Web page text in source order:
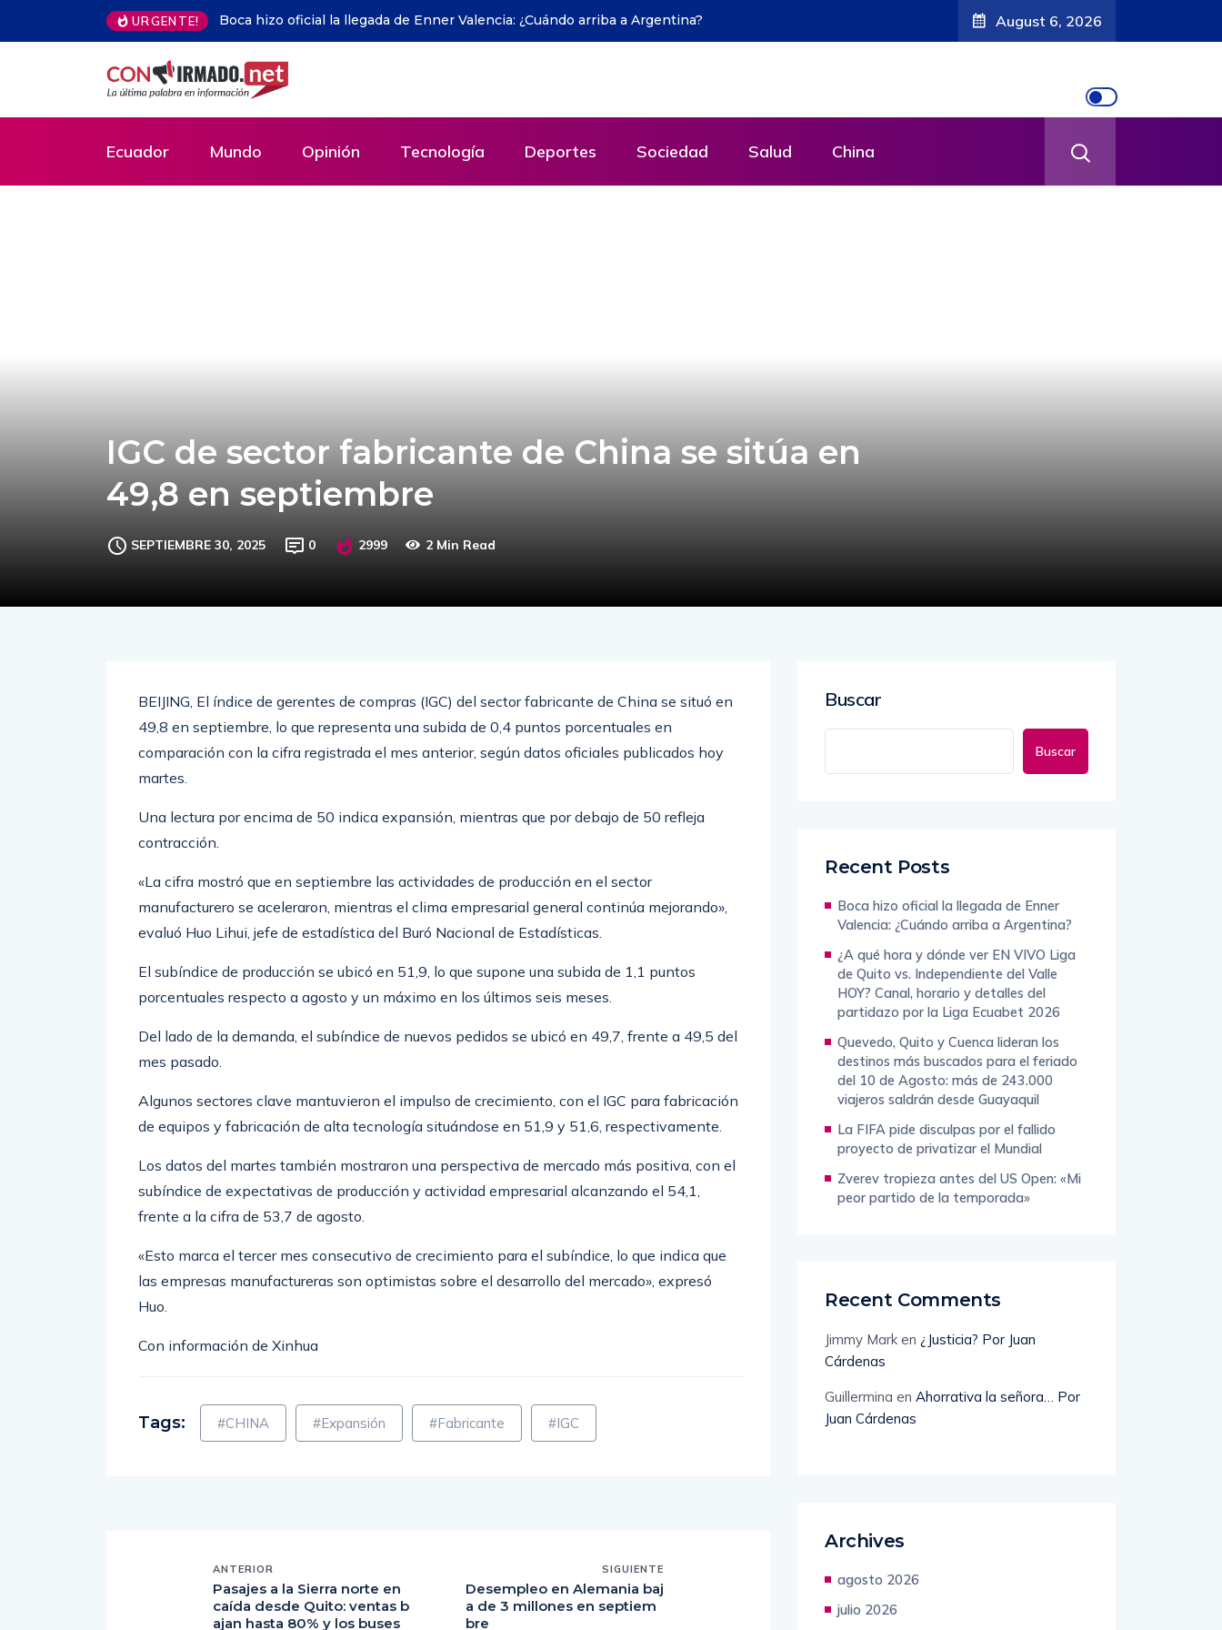
URGENTE!
detalles del partidazo por la Liga Ecuabet 2026
August 6, 2026
Ecuador Mundo Opinión Tecnología Deportes Sociedad Salud China
IGC de sector fabricante de China se sitúa en
49,8 en septiembre
BEIJING, El índice de gerentes de compras (IGC) del sector fabricante de China se situó en
49,8 en septiembre, lo que representa una subida de 0,4 puntos porcentuales en
comparación con la cifra registrada el mes anterior, según datos oficiales publicados hoy
martes.
Una lectura por encima de 50 indica expansión, mientras que por debajo de 50 refleja
contracción.
«La cifra mostró que en septiembre las actividades de producción en el sector
manufacturero se aceleraron, mientras el clima empresarial general continúa mejorando»,
evaluó Huo Lihui, jefe de estadística del Buró Nacional de Estadísticas.
El subíndice de producción se ubicó en 51,9, lo que supone una subida de 1,1 puntos
porcentuales respecto a agosto y un máximo en los últimos seis meses.
Del lado de la demanda, el subíndice de nuevos pedidos se ubicó en 49,7, frente a 49,5 del
mes pasado.
Algunos sectores clave mantuvieron el impulso de crecimiento, con el IGC para fabricación
de equipos y fabricación de alta tecnología situándose en 51,9 y 51,6, respectivamente.
Los datos del martes también mostraron una perspectiva de mercado más positiva, con el
subíndice de expectativas de producción y actividad empresarial alcanzando el 54,1,
frente a la cifra de 53,7 de agosto.
«Esto marca el tercer mes consecutivo de crecimiento para el subíndice, lo que indica que
las empresas manufactureras son optimistas sobre el desarrollo del mercado», expresó
Huo.
ANTERIOR
Pasajes a la Sierra norte en
SIGUIENTE
Desempleo en Alemania baj
Buscar
Recent Posts
Valencia: ¿Cuándo arriba a Argentina?
¿A qué hora y dónde ver EN VIVO Liga
de Quito vs. Independiente del Valle
partidazo por la Liga Ecuabet 2026
Quevedo, Quito y Cuenca lideran los
destinos más buscados para el feriado
del 10 de Agosto: más de 243.000
viajeros saldrán desde Guayaquil
La FIFA pide disculpas por el fallido
proyecto de privatizar el Mundial
Recent Comments
Cárdenas
Guillermina
Archives
agosto 2026